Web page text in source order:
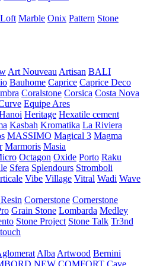
Loft Marble Onix Pattern Stone
Art Nouveau Artisan BALI
Bauhome Caprice Caprice Deco
Coralstone Corsica Costa Nova
Equipe Ares
Heritage Hexatile cement
Kasbah Kromatika La Riviera
MASSIMO Magical 3 Magma
Marmoris Masia
Octagon Oxide Porto Raku
Sfera Splendours Stromboli
Vibe Village Vitral Wadi Wave
Cornerstone Cornerstone
Grain Stone Lombarda Medley
Stone Project Stone Talk Tr3nd
Alba Artwood Bernini